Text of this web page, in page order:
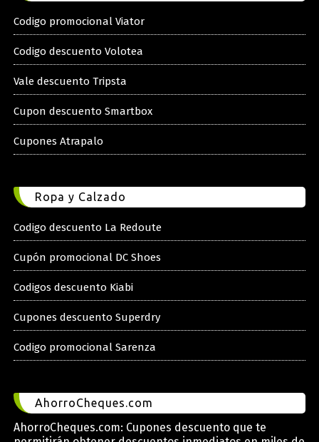
Codigo promocional Viator
Codigo descuento Volotea
Vale descuento Tripsta
Cupon descuento Smartbox
Cupones Atrapalo
Ropa y Calzado
Codigo descuento La Redoute
Cupón promocional DC Shoes
Codigos descuento Kiabi
Cupones descuento Superdry
Codigo promocional Sarenza
AhorroCheques.com
AhorroCheques.com: Cupones descuento que te